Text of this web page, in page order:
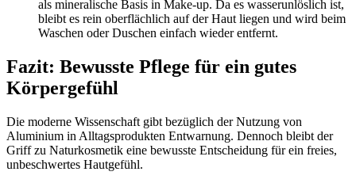
als mineralische Basis in Make-up. Da es wasserunlöslich ist,
bleibt es rein oberflächlich auf der Haut liegen und wird beim
Waschen oder Duschen einfach wieder entfernt.
Fazit: Bewusste Pflege für ein gutes
Körpergefühl
Die moderne Wissenschaft gibt bezüglich der Nutzung von
Aluminium in Alltagsprodukten Entwarnung. Dennoch bleibt der
Griff zu Naturkosmetik eine bewusste Entscheidung für ein freies,
unbeschwertes Hautgefühl.